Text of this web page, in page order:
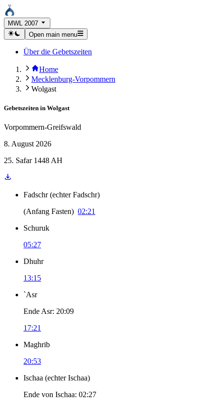
MWL 2007
Open main menu
Über die Gebetszeiten
Home
Mecklenburg-Vorpommern
Wolgast
Gebetszeiten in Wolgast
Vorpommern-Greifswald
8. August 2026
25. Safar 1448 AH
Fadschr (echter Fadschr)
(Anfang Fasten) 02:21
Schuruk
05:27
Dhuhr
13:15
`Asr
Ende Asr: 20:09
17:21
Maghrib
20:53
Ischaa (echter Ischaa)
Ende von Ischaa: 02:27